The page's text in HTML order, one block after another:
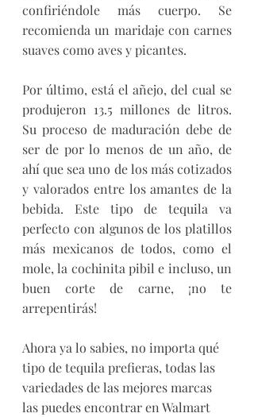
confiriéndole más cuerpo. Se
recomienda un maridaje con carnes
suaves como aves y picantes.
Por último, está el añejo, del cual se
produjeron 13.5 millones de litros.
Su proceso de maduración debe de
ser de por lo menos de un año, de
ahí que sea uno de los más cotizados
y valorados entre los amantes de la
bebida. Este tipo de tequila va
perfecto con algunos de los platillos
más mexicanos de todos, como el
mole, la cochinita pibil e incluso, un
buen corte de carne, ¡no te
arrepentirás!
Ahora ya lo sabies, no importa qué
tipo de tequila prefieras, todas las
variedades de las mejores marcas
las puedes encontrar en Walmart